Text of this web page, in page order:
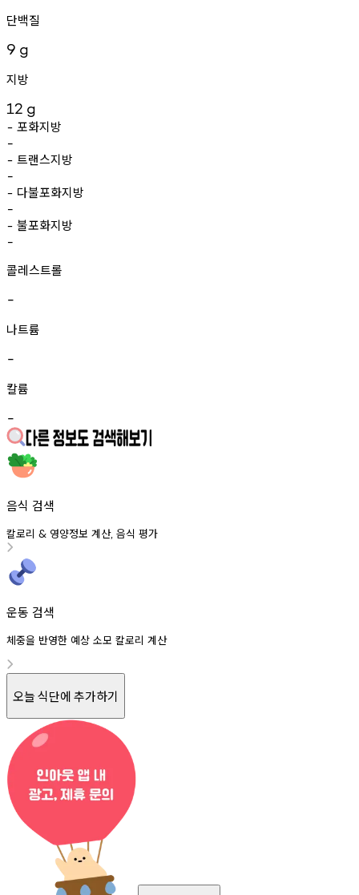
단백질
9 g
지방
12 g
- 포화지방
-
- 트랜스지방
-
- 다불포화지방
-
- 불포화지방
-
콜레스트롤
-
나트륨
-
칼륨
-
음식 검색
칼로리 & 영양정보 계산, 음식 평가
운동 검색
체중을 반영한 예상 소모 칼로리 계산
오늘 식단에 추가하기